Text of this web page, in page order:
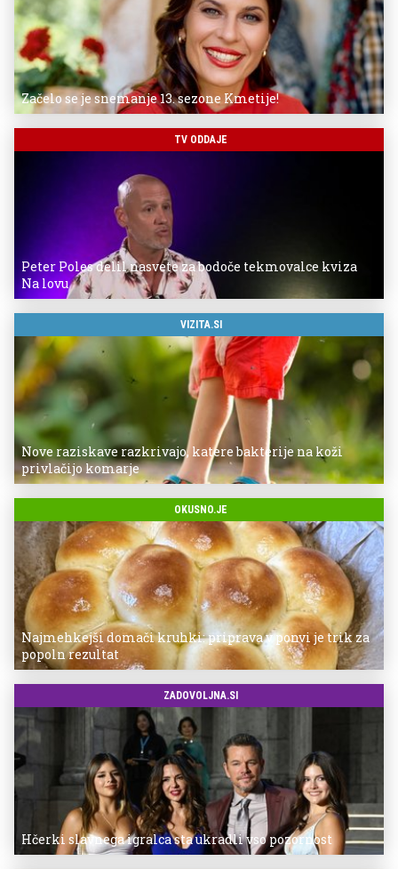
Začelo se je snemanje 13. sezone Kmetije!
TV ODDAJE
Peter Poles delil nasvete za bodoče tekmovalce kviza
Na lovu
VIZITA.SI
Nove raziskave razkrivajo, katere bakterije na koži
privlačijo komarje
OKUSNO.JE
Najmehkejši domači kruhki: priprava v ponvi je trik za
popoln rezultat
ZADOVOLJNA.SI
Hčerki slavnega igralca sta ukradli vso pozornost